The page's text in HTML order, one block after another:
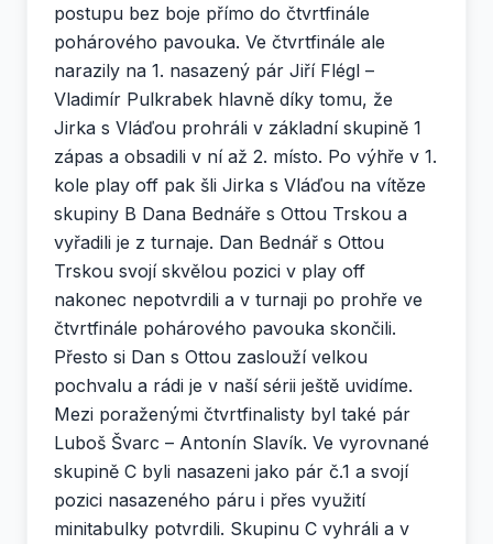
postupu bez boje přímo do čtvrtfinále
pohárového pavouka. Ve čtvrtfinále ale
narazily na 1. nasazený pár Jiří Flégl –
Vladimír Pulkrabek hlavně díky tomu, že
Jirka s Vláďou prohráli v základní skupině 1
zápas a obsadili v ní až 2. místo. Po výhře v 1.
kole play off pak šli Jirka s Vláďou na vítěze
skupiny B Dana Bednáře s Ottou Trskou a
vyřadili je z turnaje. Dan Bednář s Ottou
Trskou svojí skvělou pozici v play off
nakonec nepotvrdili a v turnaji po prohře ve
čtvrtfinále pohárového pavouka skončili.
Přesto si Dan s Ottou zaslouží velkou
pochvalu a rádi je v naší sérii ještě uvidíme.
Mezi poraženými čtvrtfinalisty byl také pár
Luboš Švarc – Antonín Slavík. Ve vyrovnané
skupině C byli nasazeni jako pár č.1 a svojí
pozici nasazeného páru i přes využití
minitabulky potvrdili. Skupinu C vyhráli a v